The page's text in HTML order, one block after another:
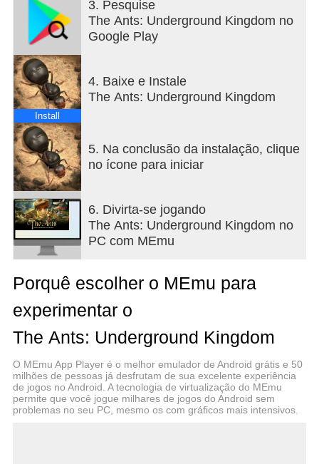
de Formiga são a ligação mais importante entre os
vários ninhos.
O planejamento de localização é uma estratégia
importante para o desenvolvimento do formigueiro.
Chegou a hora de mostrar a sua sabedoria!
[Encontrando Formigas Especiais Poderosas]
Incubar ovos pode conceder Formigas Especiais
poderosas, tornando-as a sua força de combate.
Somente incubando mais Formigas Especiais,
você pode ter mais vantagens no reino das
formigas e sobreviver mais seguramente.
[Domando Insectos Perigosos]
Neste continente, existem outros insetos perigosos,
mas poderosos. Dome-os e leve-os para dominar o
campo de batalha. Também pode enviá-los para
trabalhar diligentemente no formigueiro, acelerando
o desenvolvimento do formigueiro.
[Criando uma Aliança Poderosa]
Não deixe a colônia de formigas enfrentar os
ajude-se mutuamente e domine o campo de
batalha com seus aliados para conquistar o reino
das formigas!
3. Pesquise
The Ants: Underground Kingdom no
Google Play
Install
4. Baixe e Instale
The Ants: Underground Kingdom
5. Na conclusão da instalação, clique
no ícone para iniciar
6. Divirta-se jogando
The Ants: Underground Kingdom no
PC com MEmu
Porquê escolher o MEmu para
experimentar o
The Ants: Underground Kingdom
O MEmu App Player é o melhor emulador de Android grátis e 50
milhões de pessoas já desfrutam de sua excelente experiência
de jogos no Android. A tecnologia de virtualização do MEmu
permite que você jogue milhares de jogos do Android sem
problemas no seu PC, mesmo os com gráficos mais intensivos.